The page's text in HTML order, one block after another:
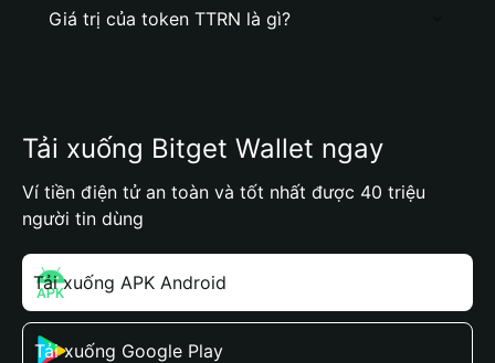
Giá trị của token TTRN là gì?
Tải xuống Bitget Wallet ngay
Ví tiền điện tử an toàn và tốt nhất được 40 triệu
người tin dùng
Tải xuống APK Android
Tải xuống Google Play